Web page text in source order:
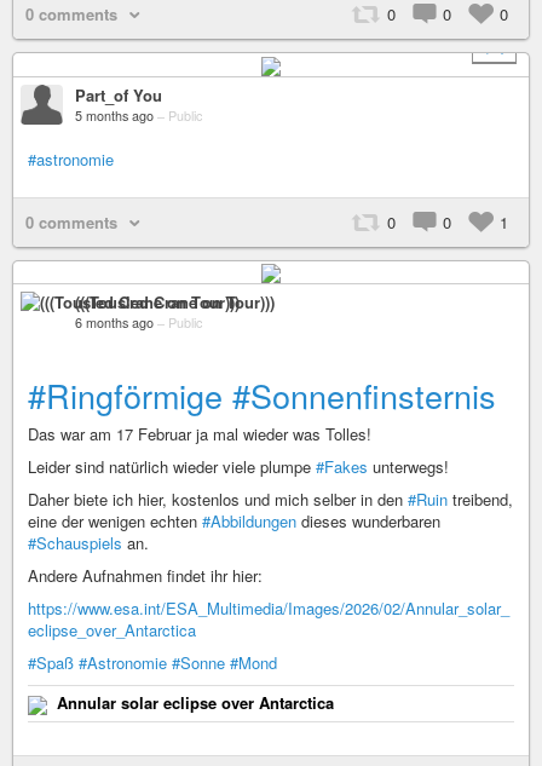
0 comments 0 0
0
+ 1
Part_of You
5 months ago – Public
#astronomie
0 comments 0 0 1
(((Tousled Crane on Tour)))
6 months ago – Public
#Ringförmige #Sonnenfinsternis
Das war am 17 Februar ja mal wieder was Tolles!
Leider sind natürlich wieder viele plumpe #Fakes unterwegs!
Daher biete ich hier, kostenlos und mich selber in den #Ruin treibend,
eine der wenigen echten #Abbildungen dieses wunderbaren
#Schauspiels an.
Andere Aufnahmen findet ihr hier:
https://www.esa.int/ESA_Multimedia/Images/2026/02/Annular_solar_
eclipse_over_Antarctica
#Spaß #Astronomie #Sonne #Mond
Annular solar eclipse over Antarctica